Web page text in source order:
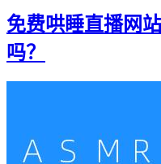
免费哄睡直播网
吗？